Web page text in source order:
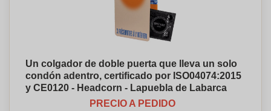
Un colgador de doble puerta que lleva un solo
condón adentro, certificado por ISO04074:2015
y CE0120 - Headcorn - Lapuebla de Labarca
PRECIO A PEDIDO